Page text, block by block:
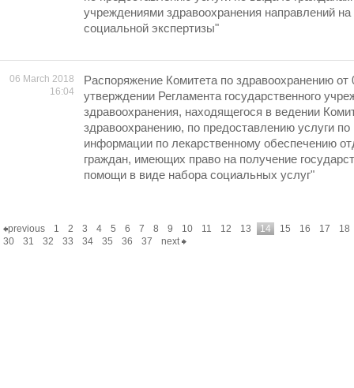
учреждениями здравоохранения направлений
социальной экспертизы"
06 March 2018
16:04
Распоряжение Комитета по здравоохранению
утверждении Регламента государственного
здравоохранения, находящегося в ведении
здравоохранению, по предоставлению услуги
информации по лекарственному обеспечению
граждан, имеющих право на получение
помощи в виде набора социальных услуг"
previous 1 2 3 4 5 6 7 8 9 10 11 12 13 14 15 16 17
18
30
31 32 33 34 35 36 37 next